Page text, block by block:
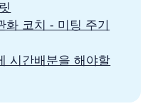
화 코치 - 미팅 주기
시간배분을 해야할